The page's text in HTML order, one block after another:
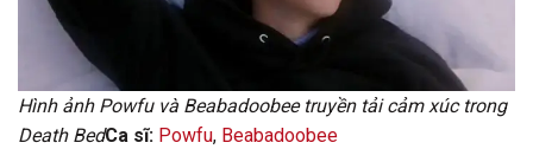
Hình ảnh Powfu và Beabadoobee truyền tải cảm xúc trong
Death BedCa sĩ: Powfu, Beabadoobee